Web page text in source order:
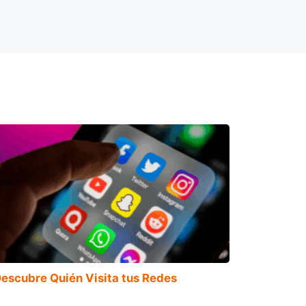
Quién Visita tus Redes